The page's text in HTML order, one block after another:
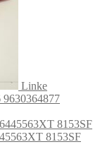
Linke
8153SF